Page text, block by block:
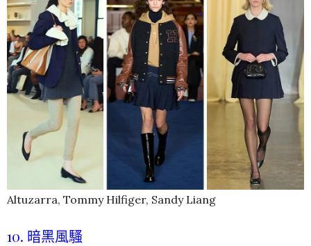
Altuzarra, Tommy Hilfiger, Sandy Liang
10. 暗黑風騷